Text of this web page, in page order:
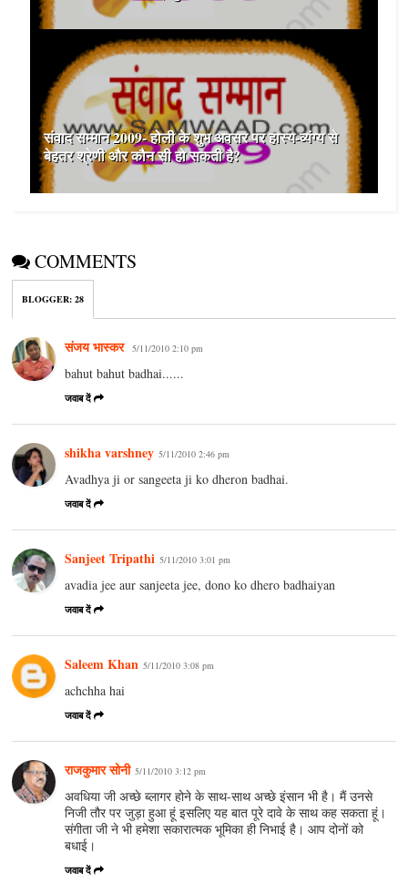
संवाद सम्मान 2009- होली के शुभ अवसर पर हास्य-व्यंग्य से
बेहतर श्रेणी और कौन सी हो सकती है?
COMMENTS
BLOGGER:28
संजय भास्‍कर 5/11/2010 2:10 pm
bahut bahut badhai......
जवाब दें
shikha varshney 5/11/2010 2:46 pm
Avadhya ji or sangeeta ji ko dheron badhai.
जवाब दें
Sanjeet Tripathi 5/11/2010 3:01 pm
avadia jee aur sanjeeta jee, dono ko dhero badhaiyan
जवाब दें
Saleem Khan 5/11/2010 3:08 pm
achchha hai
जवाब दें
राजकुमार सोनी 5/11/2010 3:12 pm
अवधिया जी अच्छे ब्लागर होने के साथ-साथ अच्छे इंसान भी है। मैं उनसे
निजी तौर पर जुड़ा हुआ हूं इसलिए यह बात पूरे दावे के साथ कह सकता हूं।
संगीता जी ने भी हमेशा सकारात्मक भूमिका ही निभाई है। आप दोनों को
बधाई।
जवाब दें